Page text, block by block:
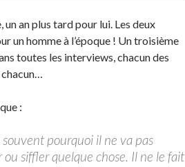
an plus tard pour lui. Les deux
un homme à l’époque ! Un troisième
toutes les interviews, chacun des
:
pourquoi il ne va pas
siffler quelque chose. Il ne le fait